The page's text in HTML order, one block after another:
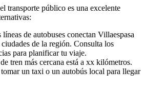
transporte público es una excelente
líneas de autobuses conectan Villaespasa
de la región. Consulta los
para planificar tu viaje.
tren más cercana está a xx kilómetros.
un taxi o un autobús local para llegar